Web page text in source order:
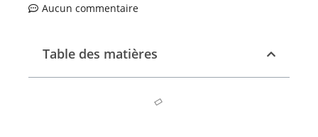
Aucun commentaire
Table des matières